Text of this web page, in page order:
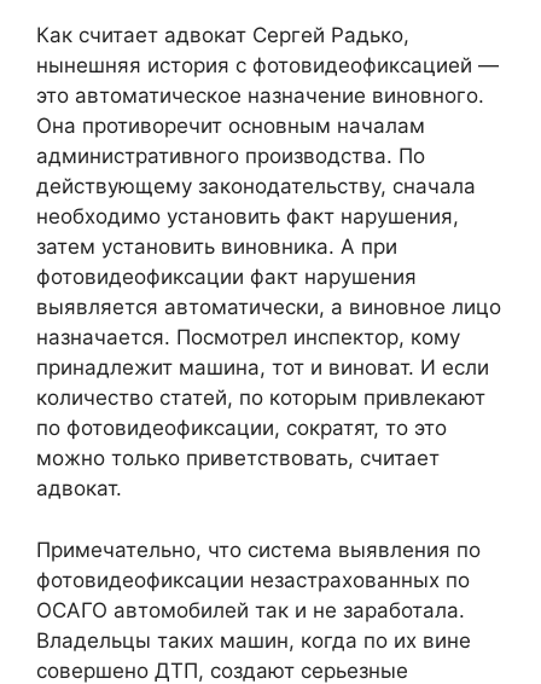
Как считает адвокат Сергей Радько,
нынешняя история с фотовидеофиксацией —
это автоматическое назначение виновного.
Она противоречит основным началам
административного производства. По
действующему законодательству, сначала
необходимо установить факт нарушения,
затем установить виновника. А при
фотовидеофиксации факт нарушения
выявляется автоматически, а виновное лицо
назначается. Посмотрел инспектор, кому
принадлежит машина, тот и виноват. И если
количество статей, по которым привлекают
по фотовидеофиксации, сократят, то это
можно только приветствовать, считает
адвокат.
Примечательно, что система выявления по
фотовидеофиксации незастрахованных по
ОСАГО автомобилей так и не заработала.
Владельцы таких машин, когда по их вине
совершено ДТП, создают серьезные